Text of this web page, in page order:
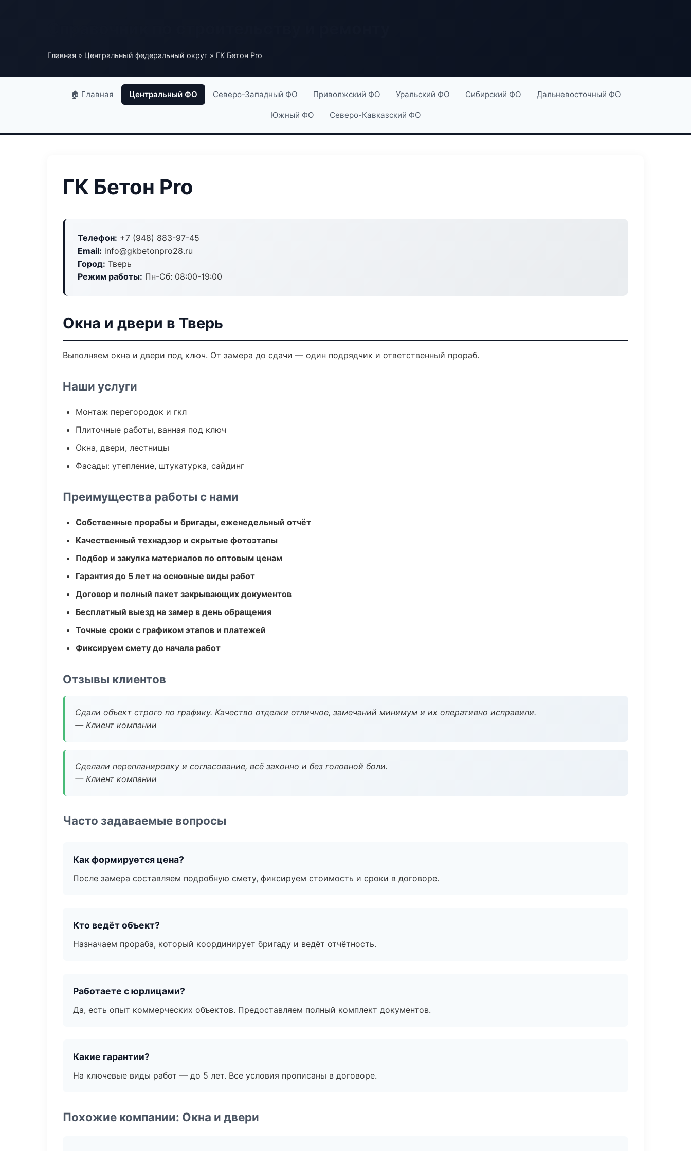
Главная » Центральный федеральный округ » ГК Бетон Pro
🏠 Главная Центральный ФО Северо-Западный ФО Приволжский ФО Уральский ФО Сибирский ФО Дальневосточный ФО
Южный ФО Северо-Кавказский ФО
ГК Бетон Pro
Телефон: +7 (948) 883-97-45
Email: info@gkbetonpro28.ru
Город: Тверь
Режим работы: Пн-Сб: 08:00-19:00
Окна и двери в Тверь
Выполняем окна и двери под ключ. От замера до сдачи — один подрядчик и ответственный прораб.
Наши услуги
Монтаж перегородок и гкл
Плиточные работы, ванная под ключ
Окна, двери, лестницы
Фасады: утепление, штукатурка, сайдинг
Преимущества работы с нами
Собственные прорабы и бригады, еженедельный отчёт
Качественный технадзор и скрытые фотоэтапы
Подбор и закупка материалов по оптовым ценам
Гарантия до 5 лет на основные виды работ
Договор и полный пакет закрывающих документов
Бесплатный выезд на замер в день обращения
Точные сроки с графиком этапов и платежей
Фиксируем смету до начала работ
Отзывы клиентов
Сдали объект строго по графику. Качество отделки отличное, замечаний минимум и их оперативно исправили.
— Клиент компании
Сделали перепланировку и согласование, всё законно и без головной боли.
— Клиент компании
Часто задаваемые вопросы
Как формируется цена?
После замера составляем подробную смету, фиксируем стоимость и сроки в договоре.
Кто ведёт объект?
Назначаем прораба, который координирует бригаду и ведёт отчётность.
Работаете с юрлицами?
Да, есть опыт коммерческих объектов. Предоставляем полный комплект документов.
Какие гарантии?
На ключевые виды работ — до 5 лет. Все условия прописаны в договоре.
Похожие компании: Окна и двери